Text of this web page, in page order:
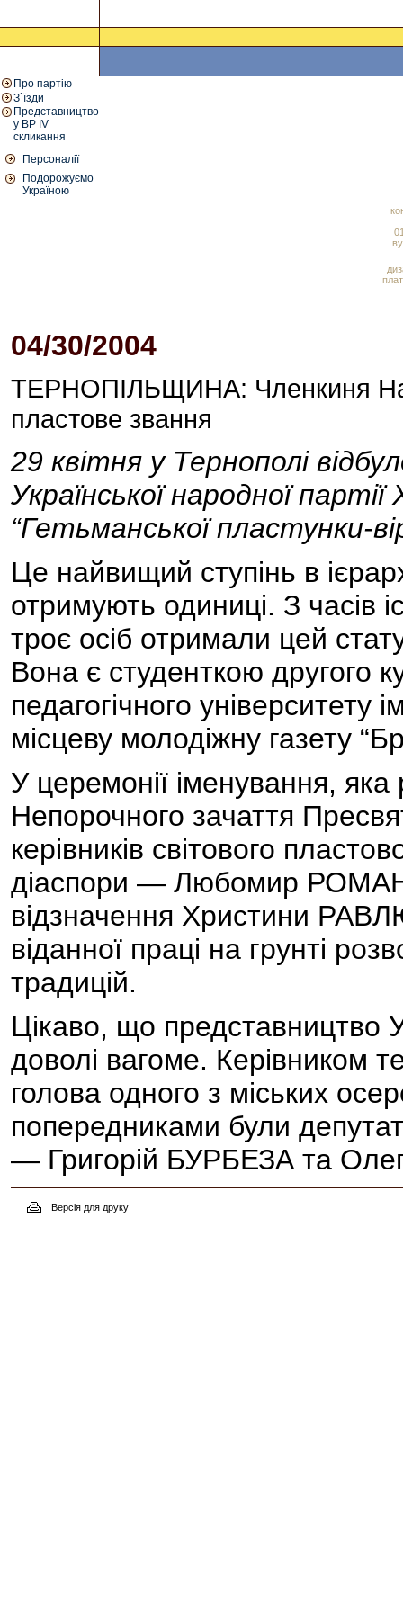
Про партію
З`їзди
Представництво
у ВР IV
скликання
Персоналії
Подорожуємо
Україною
04/30/2004
ТЕРНОПІЛЬЩИНА: Членкиня
пластове звання
29 квітня у Тернополі
Української народної
“Гетьманської пластунки-
Це найвищий ступінь в
отримують одиниці. З часів
троє осіб отримали цей
Вона є студенткою другого
педагогічного
місцеву молодіжну газету
У церемонії іменування,
Непорочного зачаття
керівників світового
діаспори — Любомир
відзначення Христини
віданної праці на грунті
традицій.
Цікаво, що представництво
доволі вагоме. Керівником
голова одного з міських
попередниками були
— Григорій БУРБЕЗА та
Версія для друку